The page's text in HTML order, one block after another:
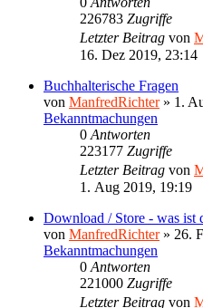
226783 Zugriffe
Letzter Beitrag von
16. Dez 2019, 23:14
Buchhalterische Fragen
von ManfredRichter» 1.
Bekanntmachungen
0 Antworten
223177 Zugriffe
Letzter Beitrag von
1. Aug 2019, 19:19
Download / Store - was ist
von ManfredRichter» 26.
Bekanntmachungen
0 Antworten
221000 Zugriffe
Letzter Beitrag von